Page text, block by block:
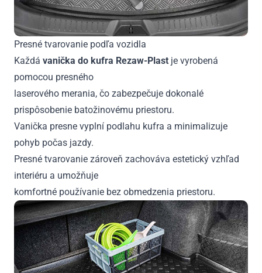
Presné tvarovanie podľa vozidla
Každá vanička do kufra Rezaw-Plast je vyrobená
pomocou presného
laserového merania, čo zabezpečuje dokonalé
prispôsobenie batožinovému priestoru.
Vanička presne vyplní podlahu kufra a minimalizuje
pohyb počas jazdy.
Presné tvarovanie zároveň zachováva estetický vzhľad
interiéru a umožňuje
komfortné používanie bez obmedzenia priestoru.